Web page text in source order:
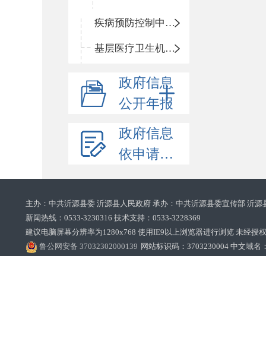
疾病预防控制中心信息公开
基层医疗卫生机构信息公开
政府信息
公开年报
政府信息
依申请公开
主办：中共沂源县委 沂源县人民政府 承办：中共沂源县委宣传部 沂
新闻热线：0533-3230316 技术支持：0533-3228369‌‌
建议电脑屏幕分辨率为1280x768 使用IE9以上浏览器进行浏览 未经授
鲁公网安备 37032302000139 网站标识码：3703230004 中文域名